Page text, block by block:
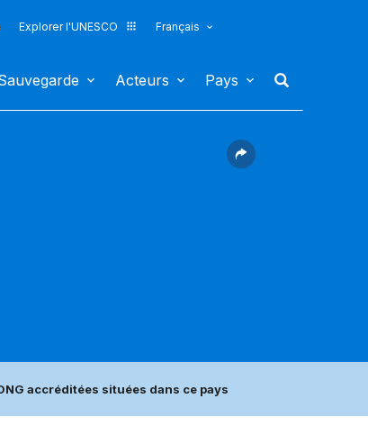
Explorer l'UNESCO
Français
Acteurs Pays
accréditées situées dans ce pays